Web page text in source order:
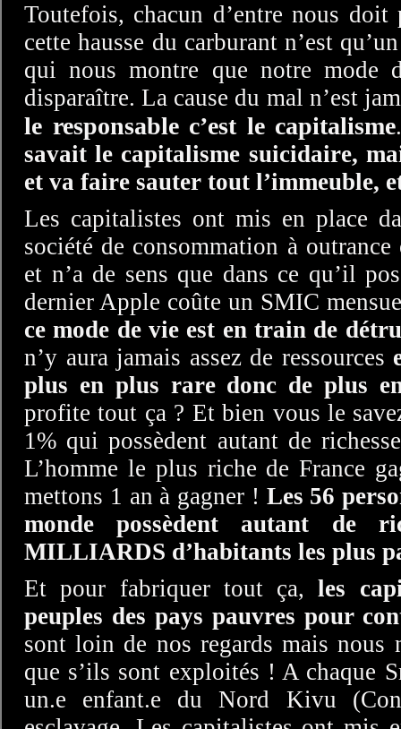
Toutefois, chacun d’entre nous doit
cette hausse du carburant n’est
qui nous montre que notre mode
disparaître. La cause du mal n’est
le responsable c’est le capitalisme
savait le capitalisme suicidaire,
et va faire sauter tout l’immeuble,
Les capitalistes ont mis en place
société de consommation à
et n’a de sens que dans ce qu’il
dernier Apple coûte un SMIC
ce mode de vie est en train de
n’y aura jamais assez de ressources
plus en plus rare donc de plus
profite tout ça ? Et bien vous le
1% qui possèdent autant de
L’homme le plus riche de France
mettons 1 an à gagner ! Les 56
monde possèdent autant de
MILLIARDS d’habitants les plus
Et pour fabriquer tout ça,les
peuples des pays pauvres pour
sont loin de nos regards mais nous
que s’ils sont exploités ! A chaque
un.e enfant.e du Nord Kivu